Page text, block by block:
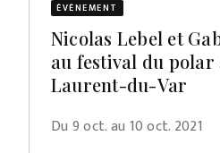
ÉVÈNEMENT
Nicolas Lebel et
au festival du polar
Laurent-du-Var
Du 9 oct. au 10 oct. 2021